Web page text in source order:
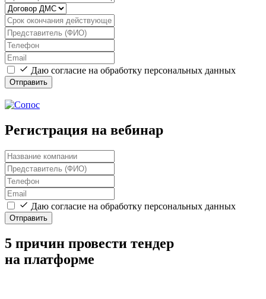
Даю согласие на обработку персональных данных
Отправить
Регистрация на вебинар
Даю согласие на обработку персональных данных
Отправить
5 причин провести тендер
на платформе